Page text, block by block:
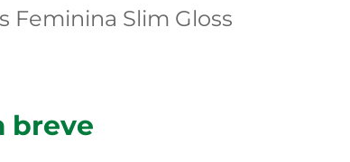
Feminina Slim Gloss
breve